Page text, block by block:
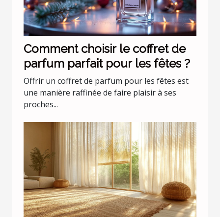
Comment choisir le coffret de
parfum parfait pour les fêtes ?
Offrir un coffret de parfum pour les fêtes est
une manière raffinée de faire plaisir à ses
proches...